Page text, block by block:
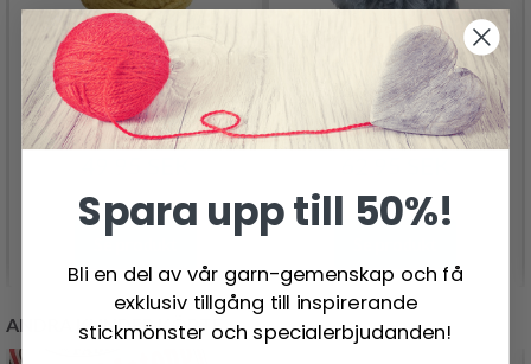
GO HANDMADE
HAPPY CHUNKY FINE
GO HANDMADE FUR
LUX
ANDRA KUNDER KÖPTE
Spara upp till 50%!
Bli en del av vår garn-gemenskap och få
exklusiv tillgång till inspirerande
stickmönster och specialerbjudanden!